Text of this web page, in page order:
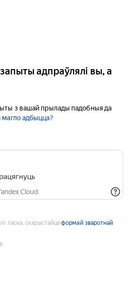
адпраўлялі вы, а
з вашай прылады падобныя да
магло адбыцца?
Cloud
ласка, скарыстайцеформай зваротнай